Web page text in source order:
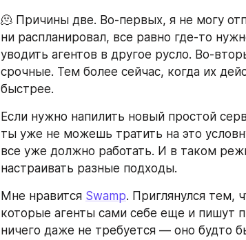
🫠 Причины две. Во-первых, я не могу
ни распланировал, все равно где-то
уводить агентов в другое русло. Во-
срочные. Тем более сейчас, когда их
быстрее.
Если нужно напилить новый простой
ты уже не можешь тратить на это
все уже должно работать. И в таком
настраивать разные подходы.
Мне нравится Swamp. Приглянулся тем,
которые агенты сами себе еще и пишут
ничего даже не требуется — оно будто